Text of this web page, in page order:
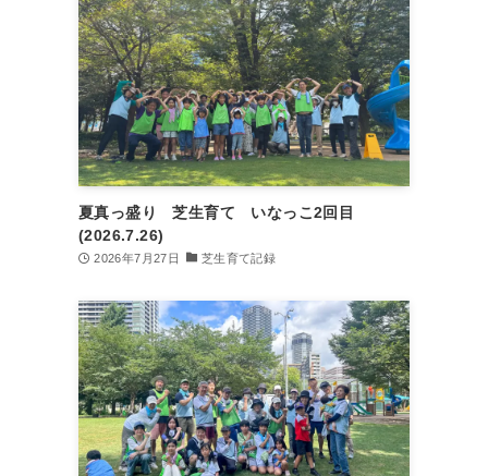
夏真っ盛り 芝生育て いなっこ2回目
(2026.7.26)
2026年7月27日 芝生育て記録